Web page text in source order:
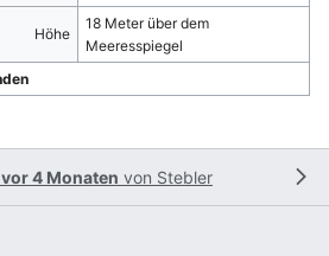
Höhe
18 Meter über dem
Meeresspiegel
4 Monaten von Stebler